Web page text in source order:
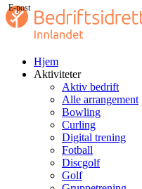
Hjem
Aktiviteter
Aktiv bedrift
Alle arrangement
Bowling
Curling
Digital trening
Fotball
Discgolf
Golf
E-post